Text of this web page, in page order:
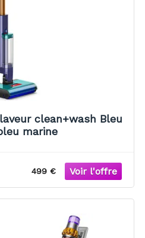
clean+wash Bleu
marine
499 €